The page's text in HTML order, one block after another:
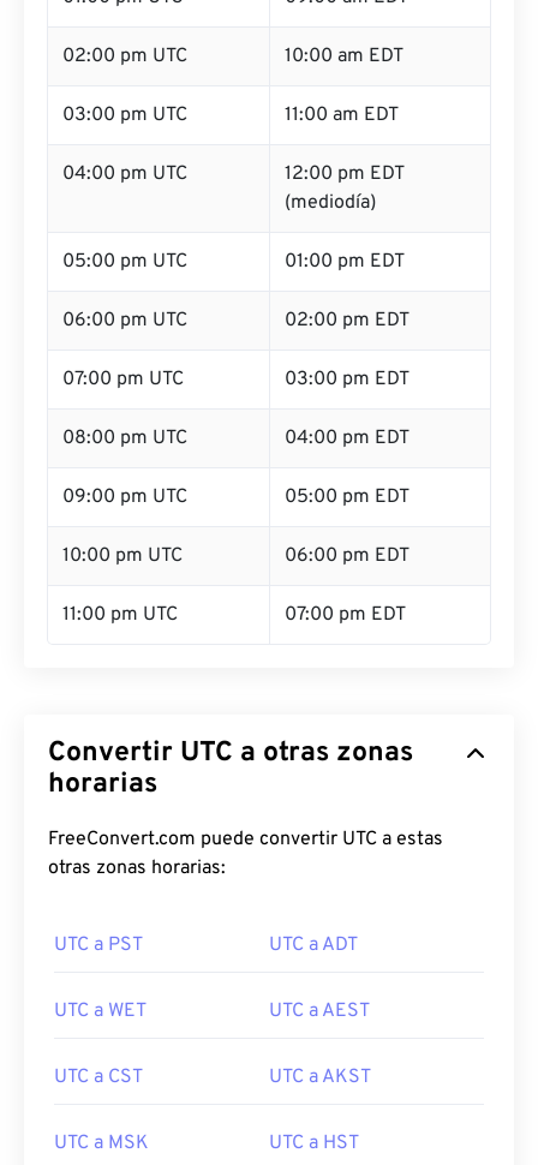
02:00 pm UTC 10:00 am EDT
03:00 pm UTC 11:00 am EDT
04:00 pm UTC
12:00 pm EDT
(mediodía)
05:00 pm UTC 01:00 pm EDT
06:00 pm UTC 02:00 pm EDT
07:00 pm UTC 03:00 pm EDT
08:00 pm UTC 04:00 pm EDT
09:00 pm UTC 05:00 pm EDT
10:00 pm UTC 06:00 pm EDT
11:00 pm UTC 07:00 pm EDT
Convertir UTC a otras zonas
horarias
FreeConvert.com puede convertir UTC a estas
otras zonas horarias:
UTC a PST UTC a ADT
UTC a WET UTC a AEST
UTC a CST UTC a AKST
UTC a MSK UTC a HST